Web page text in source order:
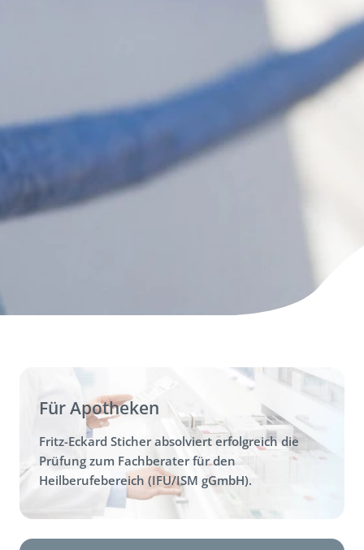
Für Apotheken
Fritz-Eckard Sticher absolviert erfolgreich die
Prüfung zum Fachberater für den
Heilberufebereich (IFU/ISM gGmbH).